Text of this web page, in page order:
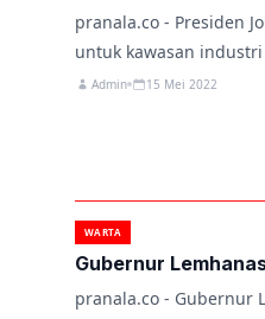
pranala.co - Presiden
untuk kawasan
Admin 15 Mei 2022
WARTA
Gubernur
pranala.co - Gubernur